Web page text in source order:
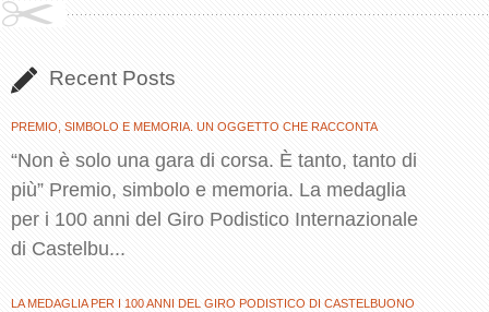
Recent Posts
PREMIO, SIMBOLO E MEMORIA. UN OGGETTO CHE RACCONTA
“Non è solo una gara di corsa. È tanto, tanto di
più” Premio, simbolo e memoria. La medaglia
per i 100 anni del Giro Podistico Internazionale
di Castelbu...
LA MEDAGLIA PER I 100 ANNI DEL GIRO PODISTICO DI CASTELBUONO